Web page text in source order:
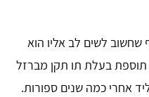
שחשוב לשים לב אליו הוא
תוספת בעלת תו תקן מברזל
אחרי כמה שנים ספורות.